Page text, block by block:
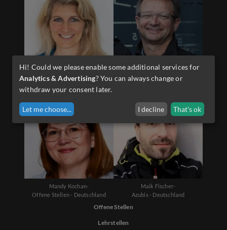
Offene Stellen
Lehrstellen
Diana Schwarzenauer-
Martin Sporer-
Mandy Kochan-
Offene Stellen - Deutschland
Maik Fischer-
Azubis - Deutschland
Hi! Could we please enable some additional services for
Analytics & Advertising? You can always change or
withdraw your consent later.
Let me choose... I decline That's ok